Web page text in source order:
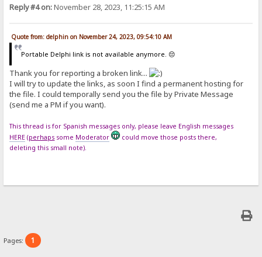
Reply #4 on:November 28, 2023, 11:25:15 AM
Quote from: delphin on November 24, 2023, 09:54:10 AM
Portable Delphi link is not available anymore. 😔
Thank you for reporting a broken link...
I will try to update the links, as soon I find a permanent hosting for
the file. I could temporally send you the file by Private Message
(send me a PM if you want).
This thread is for Spanish messages only, please leave English messages
HERE (perhaps some Moderator
could move those posts there,
deleting this small note).
Pages: 1